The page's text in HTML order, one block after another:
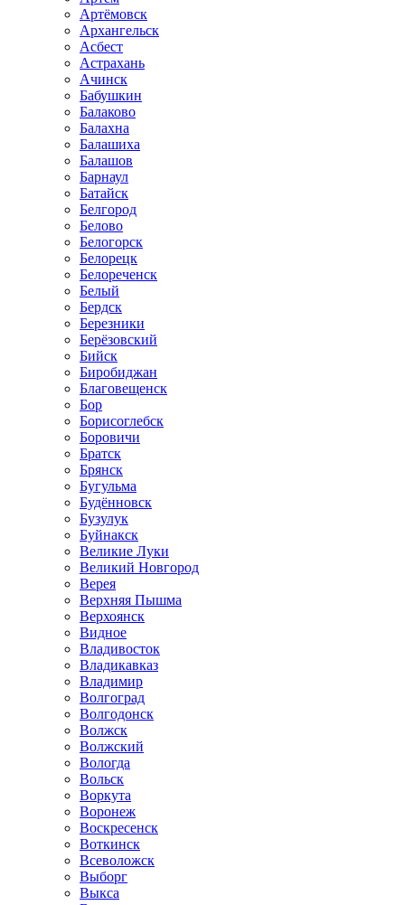
Артёмовск
Архангельск
Асбест
Астрахань
Ачинск
Бабушкин
Балаково
Балахна
Балашиха
Балашов
Барнаул
Батайск
Белгород
Белово
Белогорск
Белорецк
Белореченск
Белый
Бердск
Березники
Берёзовский
Бийск
Биробиджан
Благовещенск
Бор
Борисоглебск
Боровичи
Братск
Брянск
Бугульма
Будённовск
Бузулук
Буйнакск
Великие Луки
Великий Новгород
Верея
Верхняя Пышма
Верхоянск
Видное
Владивосток
Владикавказ
Владимир
Волгоград
Волгодонск
Волжск
Волжский
Вологда
Вольск
Воркута
Воронеж
Воскресенск
Воткинск
Всеволожск
Выборг
Выкса